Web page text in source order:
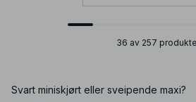
36 av 257
Svart miniskjørt eller sveipende maxi?